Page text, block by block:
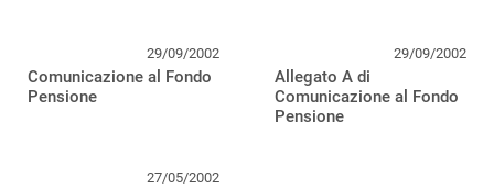
29/09/2002
Comunicazione al Fondo
Pensione
29/09/2002
Allegato A di
Comunicazione al Fondo
Pensione
27/05/2002